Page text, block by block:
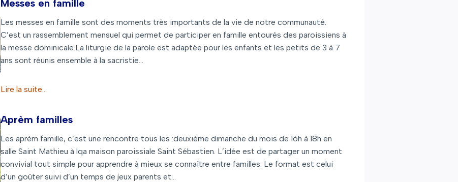
Messes en famille
Les messes en famille sont des moments très importants de la vie de notre communauté.
C’est un rassemblement mensuel qui permet de participer en famille entourés des paroissiens à
la messe dominicale.La liturgie de la parole est adaptée pour les enfants et les petits de 3 à 7
ans sont réunis ensemble à la sacristie…
Lire la suite…
Aprèm familles
Les aprèm famille, c’est une rencontre tous les :deuxième dimanche du mois de 16h à 18h en
salle Saint Mathieu à lqa maison paroissiale Saint Sébastien. L’idée est de partager un moment
convivial tout simple pour apprendre à mieux se connaître entre familles. Le format est celui
d’un goûter suivi d’un temps de jeux parents et…